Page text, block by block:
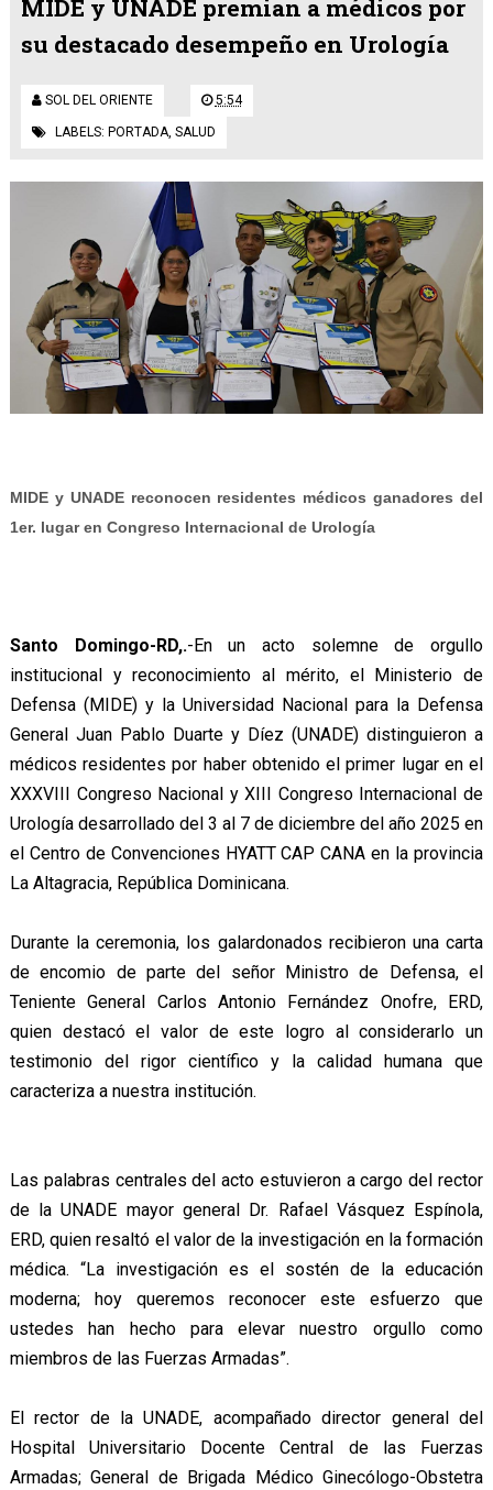
MIDE y UNADE premian a médicos por
su destacado desempeño en Urología
SOL DEL ORIENTE 5:54
LABELS: PORTADA, SALUD
MIDE y UNADE reconocen residentes médicos ganadores del
1er. lugar en Congreso Internacional de Urología
Santo Domingo-RD,.-En un acto solemne de orgullo
institucional y reconocimiento al mérito, el Ministerio de
Defensa (MIDE) y la Universidad Nacional para la Defensa
General Juan Pablo Duarte y Díez (UNADE) distinguieron a
médicos residentes por haber obtenido el primer lugar en el
XXXVIII Congreso Nacional y XIII Congreso Internacional de
Urología desarrollado del 3 al 7 de diciembre del año 2025 en
el Centro de Convenciones HYATT CAP CANA en la provincia
La Altagracia, República Dominicana.
Durante la ceremonia, los galardonados recibieron una carta
de encomio de parte del señor Ministro de Defensa, el
Teniente General Carlos Antonio Fernández Onofre, ERD,
quien destacó el valor de este logro al considerarlo un
testimonio del rigor científico y la calidad humana que
caracteriza a nuestra institución.
Las palabras centrales del acto estuvieron a cargo del rector
de la UNADE mayor general Dr. Rafael Vásquez Espínola,
ERD, quien resaltó el valor de la investigación en la formación
médica. “La investigación es el sostén de la educación
moderna; hoy queremos reconocer este esfuerzo que
ustedes han hecho para elevar nuestro orgullo como
miembros de las Fuerzas Armadas”.
El rector de la UNADE, acompañado director general del
Hospital Universitario Docente Central de las Fuerzas
Armadas; General de Brigada Médico Ginecólogo-Obstetra